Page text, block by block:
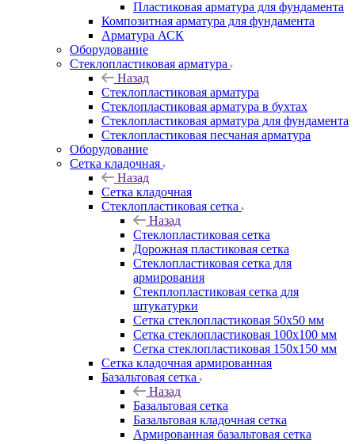
Пластиковая арматура для фундамента
Композитная арматура для фундамента
Арматура АСК
Оборудование
Cтеклопластиковая арматура
Назад
Cтеклопластиковая арматура
Стеклопластиковая арматура в бухтах
Стеклопластиковая арматура для фундамента
Стеклопластиковая песчаная арматура
Оборудование
Сетка кладочная
Назад
Сетка кладочная
Стеклопластиковая сетка
Назад
Стеклопластиковая сетка
Дорожная пластиковая сетка
Стеклопластиковая сетка для
армирования
Стекплопластиковая сетка для
штукатурки
Сетка стеклопластиковая 50x50 мм
Сетка стеклопластиковая 100x100 мм
Сетка стеклопластиковая 150x150 мм
Сетка кладочная армированная
Базальтовая сетка
Назад
Базальтовая сетка
Базальтовая кладочная сетка
Армированная базальтовая сетка